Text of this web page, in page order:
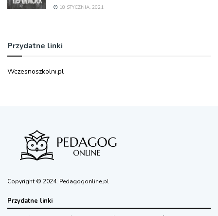
18 STYCZNIA, 2021
Przydatne linki
Wczesnoszkolni.pl
Copyright © 2024. Pedagogonline.pl
Przydatne linki